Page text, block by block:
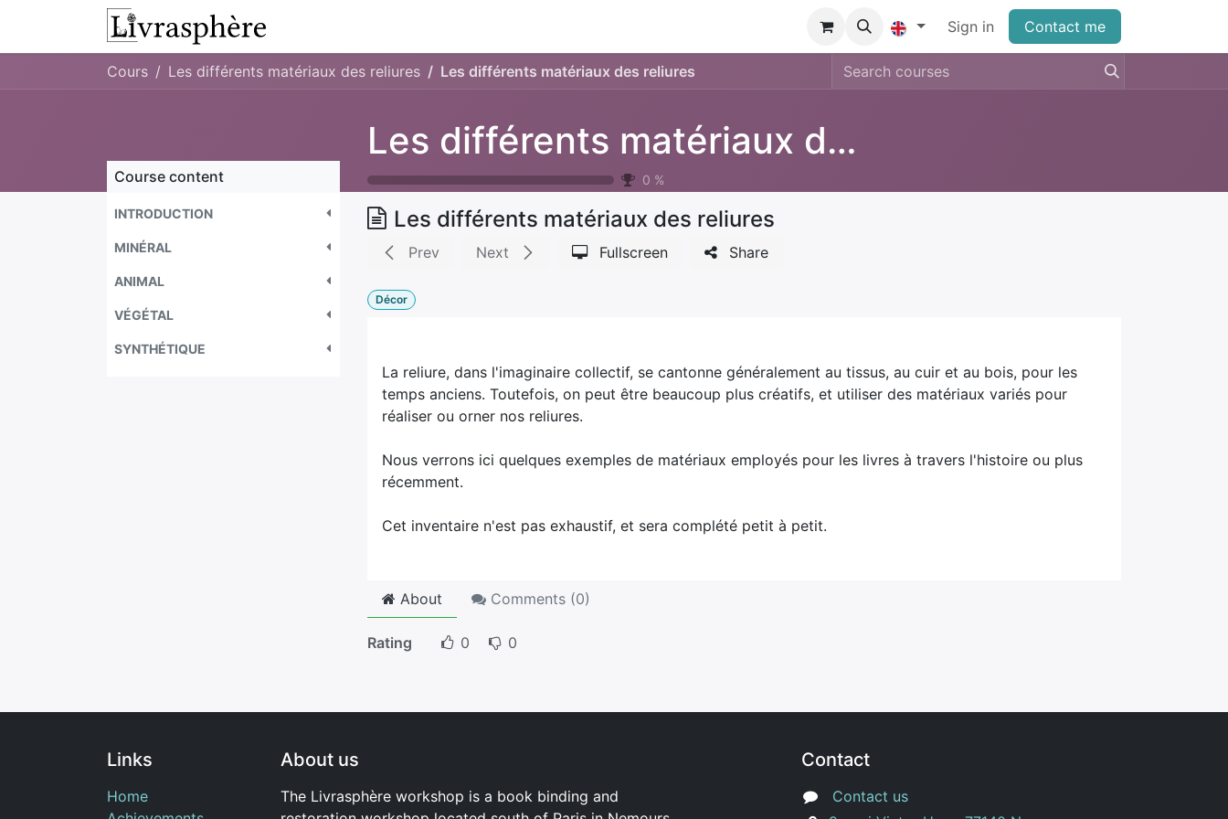
Skip to Content
Sign in Contact me
Cours Les différents matériaux des reliures Les différents matériaux des reliures
Les différents matériaux des reliures
0 %
Course content
INTRODUCTION
MINÉRAL
ANIMAL
VÉGÉTAL
SYNTHÉTIQUE
Les différents matériaux des reliures
Prev Next Fullscreen Share
Décor
La reliure, dans l'imaginaire collectif, se cantonne généralement au tissus, au cuir et au bois, pour les
temps anciens. Toutefois, on peut être beaucoup plus créatifs, et utiliser des matériaux variés pour
réaliser ou orner nos reliures.
Nous verrons ici quelques exemples de matériaux employés pour les livres à travers l'histoire ou plus
récemment.
Cet inventaire n'est pas exhaustif, et sera complété petit à petit.
About Comments (0)
Rating 0 0
Links
Home
About us
The Livrasphère workshop is a book binding and
Contact
Contact us